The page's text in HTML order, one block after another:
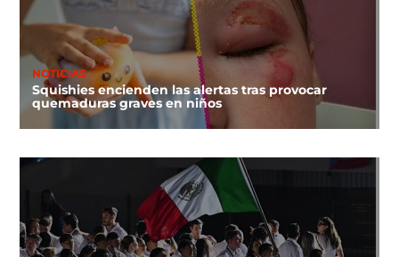
NOTICIAS
Squishies encienden las alertas tras provocar
quemaduras graves en niños